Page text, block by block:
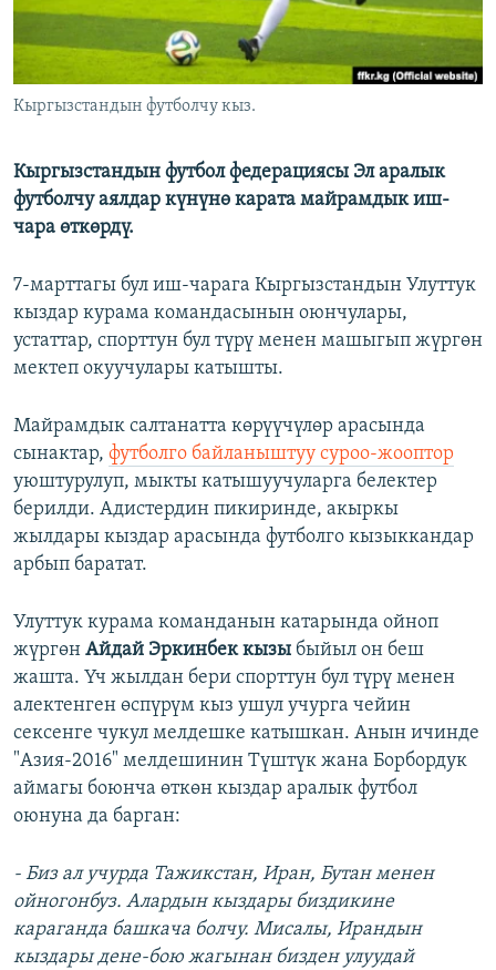
ЭЕ/АРнун бардык сайттары
Кыргызстандын футболчу кыз.
Кыргызстандын футбол федерациясы Эл аралык
футболчу аялдар күнүнө карата майрамдык иш-
чара өткөрдү.
7-марттагы бул иш-чарага Кыргызстандын Улуттук
кыздар курама командасынын оюнчулары,
устаттар, спорттун бул түрү менен машыгып жүргөн
мектеп окуучулары катышты.
Майрамдык салтанатта көрүүчүлөр арасында
сынактар, футболго байланыштуу суроо-жооптор
уюштурулуп, мыкты катышуучуларга белектер
берилди. Адистердин пикиринде, акыркы
жылдары кыздар арасында футболго кызыккандар
арбып баратат.
Улуттук курама команданын катарында ойноп
жүргөн Айдай Эркинбек кызы быйыл он беш
жашта. Үч жылдан бери спорттун бул түрү менен
алектенген өспүрүм кыз ушул учурга чейин
сексенге чукул мелдешке катышкан. Анын ичинде
"Азия-2016" мелдешинин Түштүк жана Борбордук
аймагы боюнча өткөн кыздар аралык футбол
оюнуна да барган:
- Биз ал учурда Тажикстан, Иран, Бутан менен
ойногонбуз. Алардын кыздары биздикине
караганда башкача болчу. Мисалы, Ирандын
кыздары дене-бою жагынан бизден улуудай